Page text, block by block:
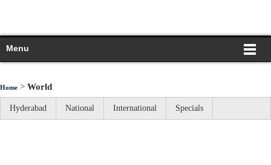
Menu
Home > World
Hyderabad National International Specials